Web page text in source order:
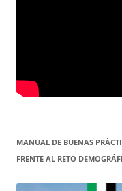
MANUAL DE BUENAS
FRENTE AL RETO